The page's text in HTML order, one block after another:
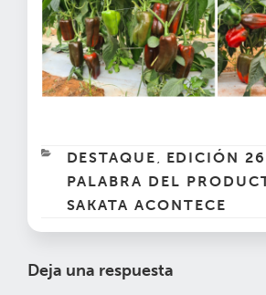
CATEGORÍAS
DESTAQUE , EDICIÓN 26
PALABRA DEL
SAKATA ACONTECE
Deja una respuesta